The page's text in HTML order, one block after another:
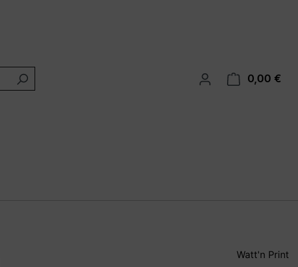
0,00 €
Watt'n Print